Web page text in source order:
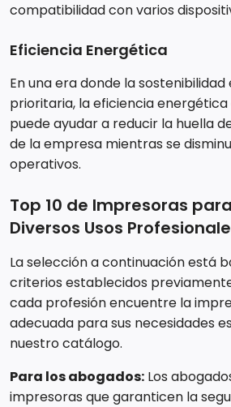
compatibilidad con varios
Eficiencia Energética
En una era donde la sostenibilidad
prioritaria, la eficiencia
puede ayudar a reducir la huella
de la empresa mientras se
operativos.
Top 10 de Impresoras
Diversos Usos
La selección a continuación está
criterios establecidos
cada profesión encuentre la
adecuada para sus necesidades
nuestro catálogo.
Para los abogados: Los
impresoras que garanticen la